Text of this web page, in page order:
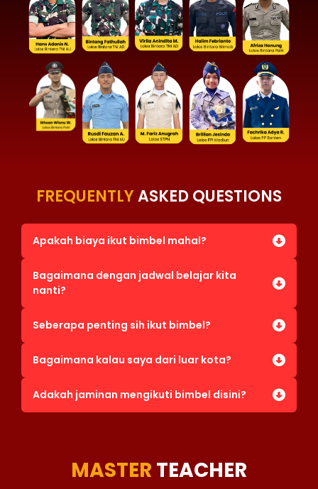
FREQUENTLYASKED QUESTIONS
Apakah biaya ikut bimbel mahal?
Bagaimana dengan jadwal belajar kita
nanti?
Seberapa penting sih ikut bimbel?
Bagaimana kalau saya dari luar kota?
Adakah jaminan mengikuti bimbel disini?
MASTER TEACHER